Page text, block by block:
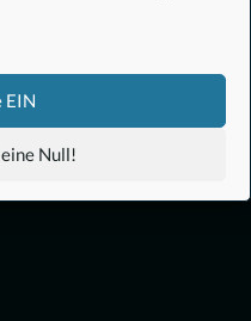
EIN
Null!